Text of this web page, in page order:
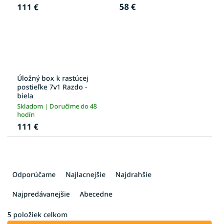
111 € 58 €
Úložný box k rastúcej
postieľke 7v1 Razdo -
biela
Skladom | Doručíme do 48
hodín
111 €
a
i
Odporúčame Najlacnejšie Najdrahšie
Najpredávanejšie Abecedne
5 položiek celkom